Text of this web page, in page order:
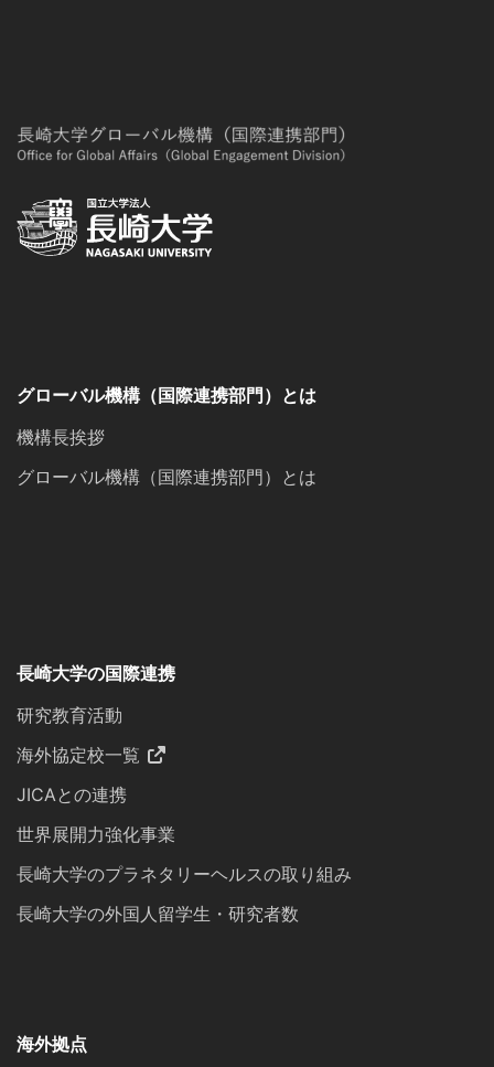
グローバル機構（国際連携部門）とは
機構長挨拶
グローバル機構（国際連携部門）とは
長崎大学の国際連携
研究教育活動
海外協定校一覧
JICAとの連携
世界展開力強化事業
長崎大学のプラネタリーヘルスの取り組み
長崎大学の外国人留学生・研究者数
海外拠点